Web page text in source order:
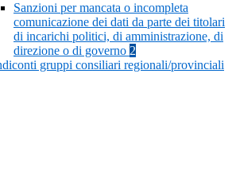
Sanzioni per mancata o incompleta
comunicazione dei dati da parte dei titolari
di incarichi politici, di amministrazione, di
direzione o di governo 2
gruppi consiliari regionali/provinciali